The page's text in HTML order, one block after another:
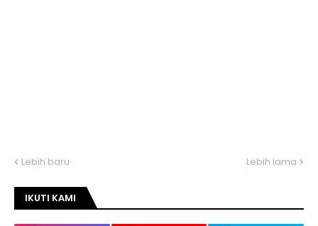
Lebih baru Lebih lama
IKUTI KAMI